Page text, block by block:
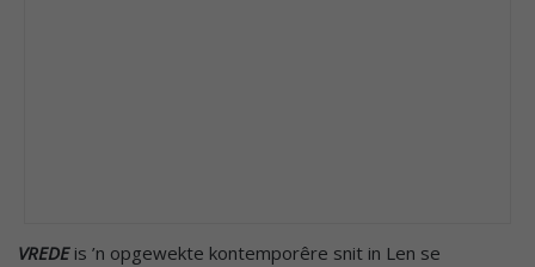
VREDEis ’n opgewekte kontemporêre snit in Len se